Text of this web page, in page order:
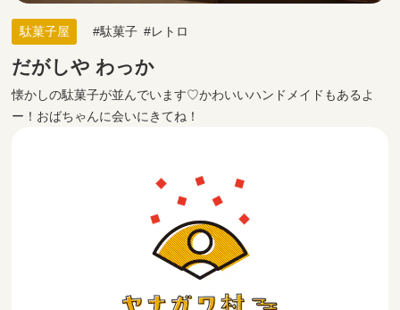
駄菓子屋 駄菓子 レトロ
だがしや わっか
懐かしの駄菓子が並んでいます♡かわいいハンドメイドもあるよ
ー！おばちゃんに会いにきてね！